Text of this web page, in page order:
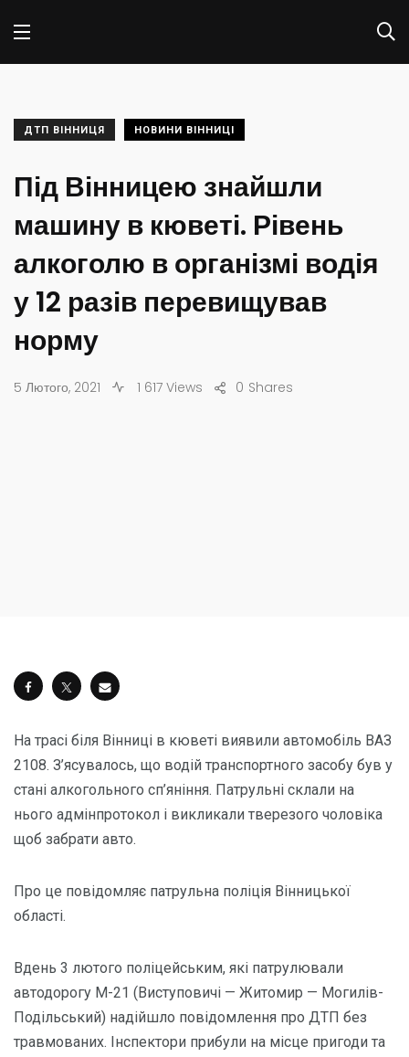
ДТП ВІННИЦЯ НОВИНИ ВІННИЦІ
Під Вінницею знайшли
машину в кюветі. Рівень
алкоголю в організмі водія
у 12 разів перевищував
норму
5 Лютого, 2021 1 617 Views Shares
0
На трасі біля Вінниці в кюветі виявили автомобіль ВАЗ
2108. З’ясувалось, що водій транспортного засобу був у
стані алкогольного сп’яніння. Патрульні склали на
нього адмінпротокол і викликали тверезого чоловіка
щоб забрати авто.
Про це повідомляє патрульна поліція Вінницької
області.
Вдень 3 лютого поліцейським, які патрулювали
автодорогу М-21 (Виступовичі — Житомир — Могилів-
Подільський) надійшло повідомлення про ДТП без
травмованих. Інспектори прибули на місце пригоди та